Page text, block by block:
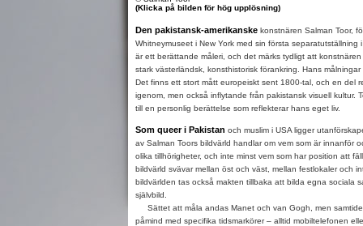
(Klicka på bilden för hög upplösning)
Den pakistansk-amerikanske konstnären Salman Toor,
Whitneymuseet i New York med sin första separatutställning
är ett berättande måleri, och det märks tydligt att
stark västerländsk, konsthistorisk förankring. Hans
Det finns ett stort mått europeiskt sent 1800-tal, och en del
igenom, men också inflytande från pakistansk visuell kultur.
till en personlig berättelse som reflekterar hans eget liv.
Som queer i Pakistan och muslim i USA ligger
av Salman Toors bildvärld handlar om vem som är innanför
olika tillhörigheter, och inte minst vem som har position att
bildvärld svävar mellan öst och väst, mellan festlokaler och
bildvärlden tas också makten tillbaka att bilda egna sociala
självbild.
Sättet att måla andas Manet och van Gogh, men
påmind med specifika tidsmarkörer – alltid mobiltelefonen